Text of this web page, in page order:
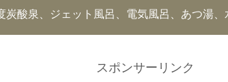
酸泉、ジェット風呂、電気風呂、あつ湯、
スポンサーリンク